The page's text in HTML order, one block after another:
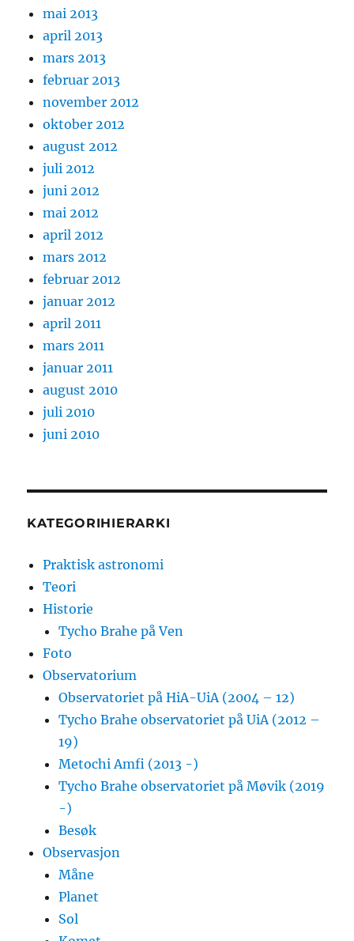
mai 2013
april 2013
mars 2013
februar 2013
november 2012
oktober 2012
august 2012
juli 2012
juni 2012
mai 2012
april 2012
mars 2012
februar 2012
januar 2012
april 2011
mars 2011
januar 2011
august 2010
juli 2010
juni 2010
KATEGORIHIERARKI
Praktisk astronomi
Teori
Historie
Tycho Brahe på Ven
Foto
Observatorium
Observatoriet på HiA-UiA (2004 – 12)
Tycho Brahe observatoriet på UiA (2012 –
19)
Metochi Amfi (2013 -)
Tycho Brahe observatoriet på Møvik (2019
-)
Besøk
Observasjon
Måne
Planet
Sol